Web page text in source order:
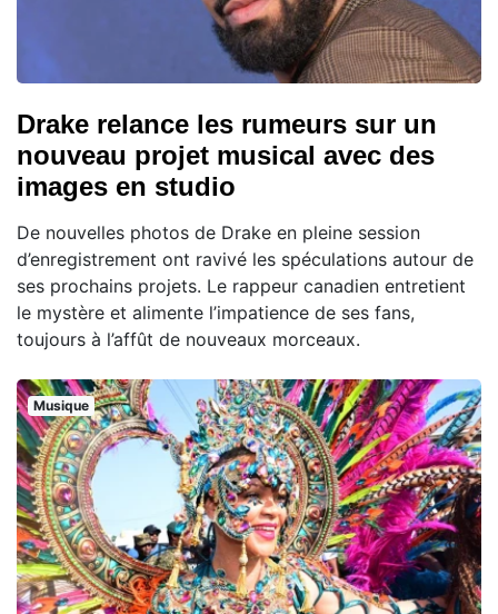
Drake relance les rumeurs sur un
nouveau projet musical avec des
images en studio
De nouvelles photos de Drake en pleine session
d’enregistrement ont ravivé les spéculations autour de
ses prochains projets. Le rappeur canadien entretient
le mystère et alimente l’impatience de ses fans,
toujours à l’affût de nouveaux morceaux.
Musique